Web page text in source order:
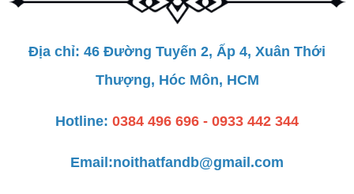
Địa chỉ: 46 Đường Tuyến 2, Ấp 4, Xuân Thới
Thượng, Hóc Môn, HCM
Hotline: 0384 496 696 - 0933 442 344
Email:noithatfandb@gmail.com